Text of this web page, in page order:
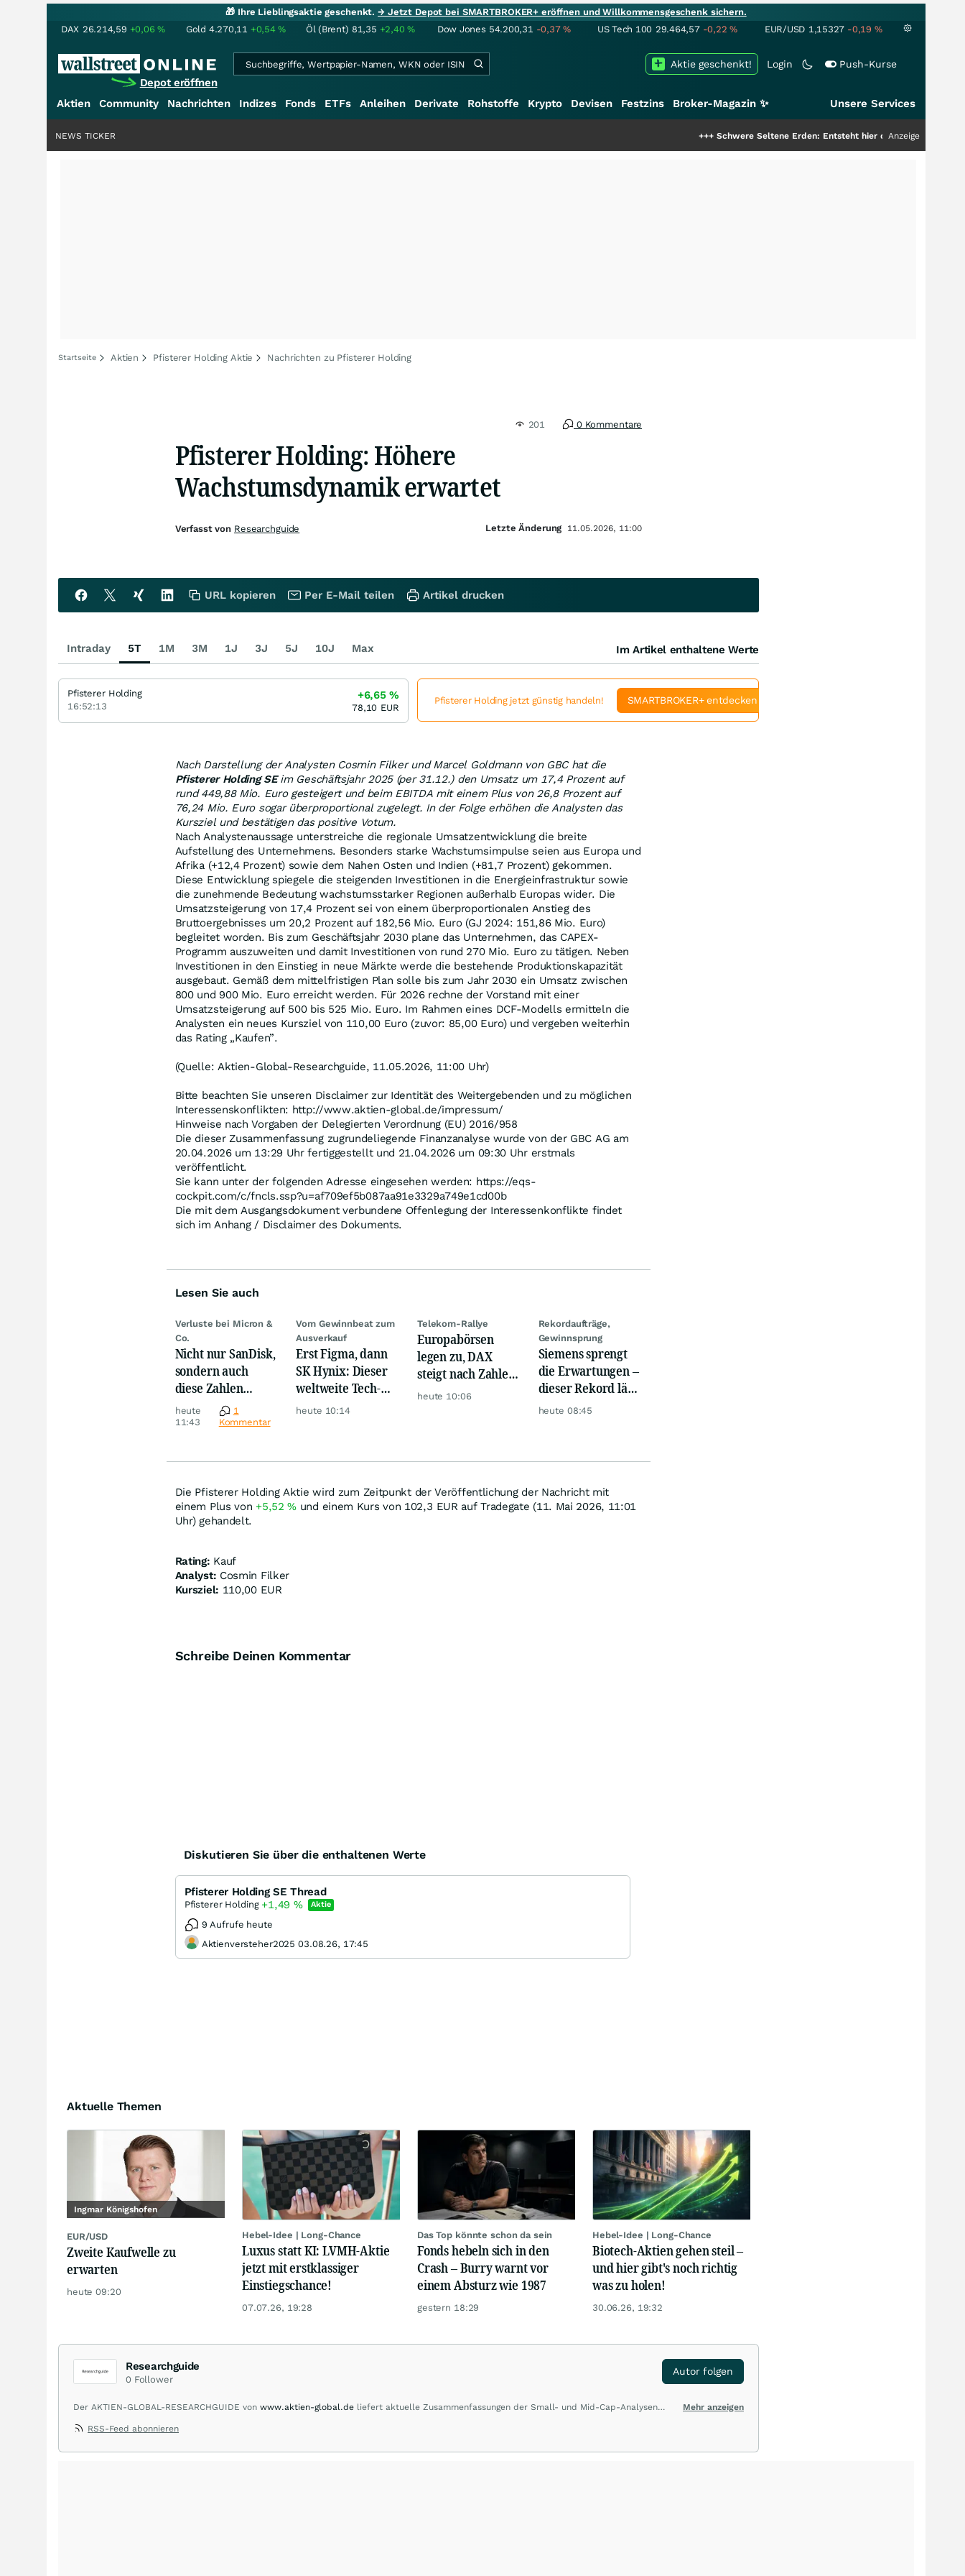
🎁 Ihre Lieblingsaktie geschenkt.→ Jetzt Depot bei SMARTBROKER+ eröffnen und Willkommensgeschenk sichern.
DAX 26.214,59 +0,06% Gold 4.270,11 +0,54% Öl (Brent) 81,35 +2,40% Dow Jones 54.200,31 -0,37% US Tech 100 29.464,57 -0,22% EUR/USD 1,15327 -0,19 %
Depot eröffnen
Login Push-Kurse
Aktie geschenkt!
Aktien Community Nachrichten Indizes Fonds ETFs Anleihen Derivate Rohstoffe Krypto Devisen Festzins Broker-Magazin ✨ Unsere Services
Schwere Seltene Erden: Entsteht hier die nächste Milliardenstory?
Anzeige
NEWS TICKER
Startseite Aktien Pfisterer Holding Aktie Nachrichten zu Pfisterer Holding
201 0 Kommentare
Pfisterer Holding: Höhere
Wachstumsdynamik erwartet
Nach Darstellung der Analysten Cosmin Filker und Marcel Goldmann von GBC hat die
Pfisterer Holding SEim Geschäftsjahr 2025 (per 31.12.) den Umsatz um 17,4 Prozent auf
rund 449,88 Mio. Euro gesteigert und beim EBITDA mit einem Plus von 26,8 Prozent auf
76,24 Mio. Euro sogar überproportional zugelegt. In der Folge erhöhen die Analysten das
Kursziel und bestätigen das positive Votum.
Nach Analystenaussage unterstreiche die regionale Umsatzentwicklung die breite
Aufstellung des Unternehmens. Besonders starke Wachstumsimpulse seien aus Europa und
Afrika (+12,4 Prozent) sowie dem Nahen Osten und Indien (+81,7 Prozent) gekommen.
Diese Entwicklung spiegele die steigenden Investitionen in die Energieinfrastruktur sowie
die zunehmende Bedeutung wachstumsstarker Regionen außerhalb Europas wider. Die
Umsatzsteigerung von 17,4 Prozent sei von einem überproportionalen Anstieg des
Bruttoergebnisses um 20,2 Prozent auf 182,56 Mio. Euro (GJ 2024: 151,86 Mio. Euro)
begleitet worden. Bis zum Geschäftsjahr 2030 plane das Unternehmen, das CAPEX-
Programm auszuweiten und damit Investitionen von rund 270 Mio. Euro zu tätigen. Neben
Investitionen in den Einstieg in neue Märkte werde die bestehende Produktionskapazität
ausgebaut. Gemäß dem mittelfristigen Plan solle bis zum Jahr 2030 ein Umsatz zwischen
800 und 900 Mio. Euro erreicht werden. Für 2026 rechne der Vorstand mit einer
Umsatzsteigerung auf 500 bis 525 Mio. Euro. Im Rahmen eines DCF-Modells ermitteln die
Analysten ein neues Kursziel von 110,00 Euro (zuvor: 85,00 Euro) und vergeben weiterhin
das Rating „Kaufen”.
(Quelle: Aktien-Global-Researchguide, 11.05.2026, 11:00 Uhr)
Bitte beachten Sie unseren Disclaimer zur Identität des Weitergebenden und zu möglichen
Interessenskonflikten: http://www.aktien-global.de/impressum/
Hinweise nach Vorgaben der Delegierten Verordnung (EU) 2016/958
Die dieser Zusammenfassung zugrundeliegende Finanzanalyse wurde von der GBC AG am
20.04.2026 um 13:29 Uhr fertiggestellt und 21.04.2026 um 09:30 Uhr erstmals
veröffentlicht.
Sie kann unter der folgenden Adresse eingesehen werden: https://eqs-
cockpit.com/c/fncls.ssp?u=af709ef5b087aa91e3329a749e1cd00b
Die mit dem Ausgangsdokument verbundene Offenlegung der Interessenkonflikte findet
sich im Anhang / Disclaimer des Dokuments.
Lesen Sie auch
Verluste bei Micron &
Co.
Nicht nur SanDisk,
sondern auch
diese Zahlen
sorgen jetzt für
Ärger!
heute
11:43
1
Kommentar
Vom Gewinnbeat zum
Ausverkauf
Erst Figma, dann
SK Hynix: Dieser
weltweite Tech-
Crash vernichtet
heute 10:14
Telekom-Rallye
Europabörsen
legen zu, DAX
steigt nach Zahlen
von Rheinmetall,
heute 10:06
Rekordaufträge,
Gewinnsprung
Siemens sprengt
die Erwartungen –
dieser Rekord lässt
Anleger
heute 08:45
Die Pfisterer Holding Aktie wird zum Zeitpunkt der Veröffentlichung der Nachricht mit
einem Plus von +5,52% und einem Kurs von 102,3 EUR auf Tradegate (11. Mai 2026, 11:01
Uhr) gehandelt.
Rating: Kauf
Analyst: Cosmin Filker
Kursziel: 110,00 EUR
Schreibe Deinen Kommentar
Diskutieren Sie über die enthaltenen Werte
Pfisterer Holding SE Thread
Pfisterer Holding +1,49 % Aktie
9 Aufrufe heute
Aktienversteher2025 03.08.26, 17:45
Aktuelle Themen
Ingmar Königshofen
EUR/USD
Zweite Kaufwelle zu
erwarten
heute 09:20
Hebel-Idee | Long-Chance
Luxus statt KI: LVMH-Aktie
jetzt mit erstklassiger
Einstiegschance!
07.07.26, 19:28
Das Top könnte schon da sein
Fonds hebeln sich in den
Crash – Burry warnt vor
einem Absturz wie 1987
gestern 18:29
Hebel-Idee | Long-Chance
Biotech-Aktien gehen steil –
und hier gibt's noch richtig
was zu holen!
30.06.26, 19:32
Researchguide
0 Follower
Autor folgen
Mehr anzeigen
Der AKTIEN-GLOBAL-RESEARCHGUIDE von www.aktien-global.de liefert aktuelle Zusammenfassungen der Small- und Mid-Cap-Analysen
den wichtigsten Indizes im In- und Ausland, über News und Kommentare zu internationalen Blue-Chips bis zur laufenden Beobachtung
RSS-Feed abonnieren
Verfasst von Researchguide Letzte Änderung 11.05.2026, 11:00
URL kopieren Per E-Mail teilen Artikel drucken
Intraday 5T 1M 3M 1J 3J 5J 10J Max Im Artikel enthaltene Werte
Pfisterer Holding
16:52:13
+6,65%
78,10 EUR
Pfisterer Holding jetzt günstig handeln! SMARTBROKER+ entdecken